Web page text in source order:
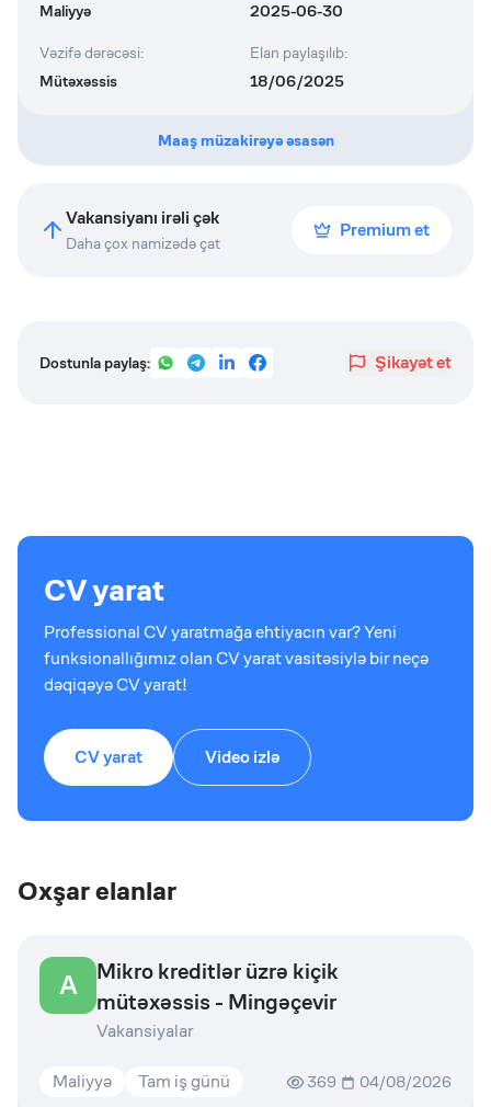
Maliyyə
2025-06-30
Vəzifə dərəcəsi:
Mütəxəssis
Elan paylaşılıb:
18/06/2025
Maaş müzakirəyə əsasən
Vakansiyanı irəli çək
Daha çox namizədə çat
Premium et
Dostunla paylaş: Şikayət et
CV yarat
Professional CV yaratmağa ehtiyacın var? Yeni
funksionallığımız olan CV yarat vasitəsiylə bir neçə
dəqiqəyə CV yarat!
CV yarat Video izlə
Oxşar elanlar
A
Mikro kreditlər üzrə kiçik
mütəxəssis - Mingəçevir
Vakansiyalar
Maliyyə Tam iş günü 369 04/08/2026